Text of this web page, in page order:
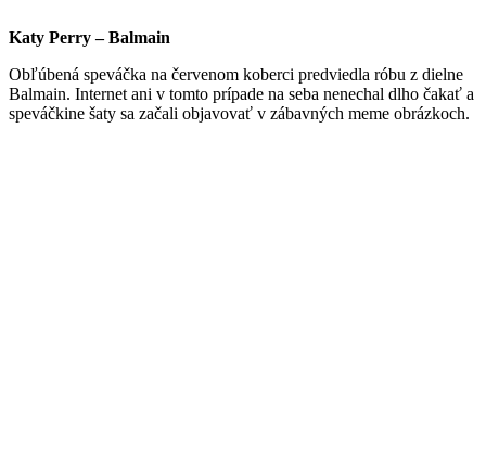
Katy Perry – Balmain
Obľúbená speváčka na červenom koberci predviedla róbu z dielne
Balmain. Internet ani v tomto prípade na seba nenechal dlho čakať a
speváčkine šaty sa začali objavovať v zábavných meme obrázkoch.